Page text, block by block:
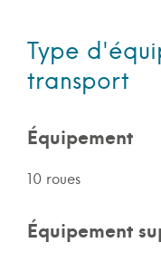
Type
transport
Équipement
10 roues
Équipement